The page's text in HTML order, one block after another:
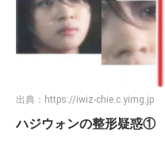
出典： https://iwiz-chie.c.yimg.jp
ハジウォンの整形疑惑①